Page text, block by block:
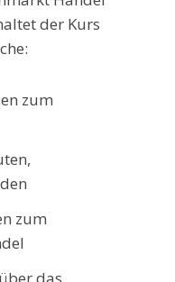
der Kurs
zum
zum